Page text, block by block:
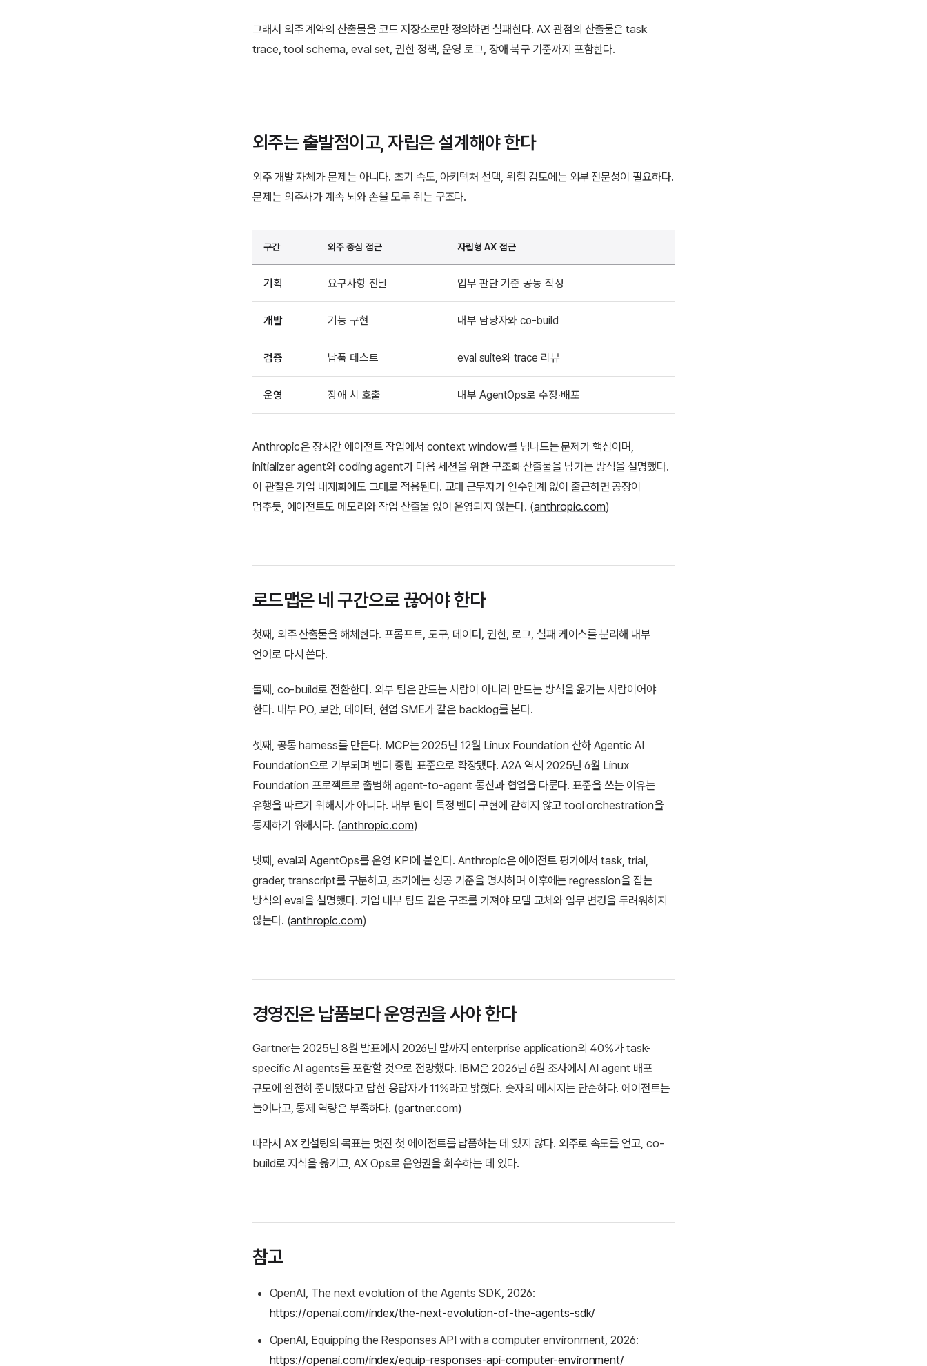
그래서 외주 계약의 산출물을 코드 저장소로만 정의하면 실패한다. AX 관점의 산출물은 task
trace, tool schema, eval set, 권한 정책, 운영 로그, 장애 복구 기준까지 포함한다.
외주는 출발점이고, 자립은 설계해야 한다
외주 개발 자체가 문제는 아니다. 초기 속도, 아키텍처 선택, 위험 검토에는 외부 전문성이 필요하다.
문제는 외주사가 계속 뇌와 손을 모두 쥐는 구조다.
구간 외주 중심 접근 자립형 AX 접근
기획 요구사항 전달 업무 판단 기준 공동 작성
개발 기능 구현 내부 담당자와 co-build
검증 납품 테스트 eval suite와 trace 리뷰
운영 장애 시 호출 내부 AgentOps로 수정·배포
Anthropic은 장시간 에이전트 작업에서 context window를 넘나드는 문제가 핵심이며,
initializer agent와 coding agent가 다음 세션을 위한 구조화 산출물을 남기는 방식을 설명했다.
이 관찰은 기업 내재화에도 그대로 적용된다. 교대 근무자가 인수인계 없이 출근하면 공장이
멈추듯, 에이전트도 메모리와 작업 산출물 없이 운영되지 않는다. (anthropic.com)
로드맵은 네 구간으로 끊어야 한다
첫째, 외주 산출물을 해체한다. 프롬프트, 도구, 데이터, 권한, 로그, 실패 케이스를 분리해 내부
언어로 다시 쓴다.
둘째, co-build로 전환한다. 외부 팀은 만드는 사람이 아니라 만드는 방식을 옮기는 사람이어야
한다. 내부 PO, 보안, 데이터, 현업 SME가 같은 backlog를 본다.
셋째, 공통 harness를 만든다. MCP는 2025년 12월 Linux Foundation 산하 Agentic AI
Foundation으로 기부되며 벤더 중립 표준으로 확장됐다. A2A 역시 2025년 6월 Linux
Foundation 프로젝트로 출범해 agent-to-agent 통신과 협업을 다룬다. 표준을 쓰는 이유는
유행을 따르기 위해서가 아니다. 내부 팀이 특정 벤더 구현에 갇히지 않고 tool orchestration을
통제하기 위해서다. (anthropic.com)
넷째, eval과 AgentOps를 운영 KPI에 붙인다. Anthropic은 에이전트 평가에서 task, trial,
grader, transcript를 구분하고, 초기에는 성공 기준을 명시하며 이후에는 regression을 잡는
방식의 eval을 설명했다. 기업 내부 팀도 같은 구조를 가져야 모델 교체와 업무 변경을 두려워하지
않는다. (anthropic.com)
경영진은 납품보다 운영권을 사야 한다
Gartner는 2025년 8월 발표에서 2026년 말까지 enterprise application의 40%가 task-
specific AI agents를 포함할 것으로 전망했다. IBM은 2026년 6월 조사에서 AI agent 배포
규모에 완전히 준비됐다고 답한 응답자가 11%라고 밝혔다. 숫자의 메시지는 단순하다. 에이전트는
늘어나고, 통제 역량은 부족하다. (gartner.com)
따라서 AX 컨설팅의 목표는 멋진 첫 에이전트를 납품하는 데 있지 않다. 외주로 속도를 얻고, co-
build로 지식을 옮기고, AX Ops로 운영권을 회수하는 데 있다.
참고
OpenAI, The next evolution of the Agents SDK, 2026:
https://openai.com/index/the-next-evolution-of-the-agents-sdk/
OpenAI, Equipping the Responses API with a computer environment, 2026:
https://openai.com/index/equip-responses-api-computer-environment/